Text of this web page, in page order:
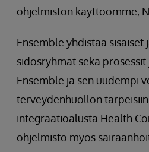
ohjelmiston käyttöömme,
Ensemble yhdistää sisäiset
sidosryhmät sekä prosessit
Ensemble ja sen uudempi
terveydenhuollon
integraatioalusta Health
ohjelmisto myös